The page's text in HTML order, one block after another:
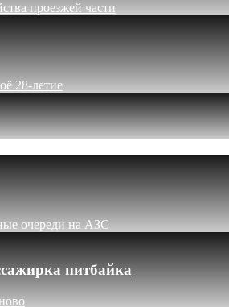
проезжей части
28-летие
очереди на АЗС
питбайка